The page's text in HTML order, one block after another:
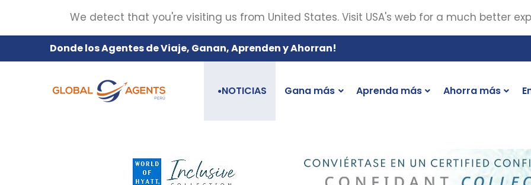
Donde los Agentes de Viaje, Ganan, Aprenden y Ahorran!
●NOTICIAS Gana más Aprenda más Ahorra más
We detect that you're visiting us from United States. Visit USA's web for a much better